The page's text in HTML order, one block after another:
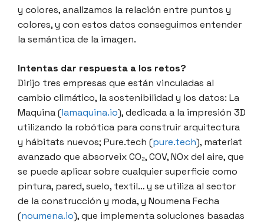
y colores, analizamos la relación entre puntos y
colores, y con estos datos conseguimos entender
la semántica de la imagen.
Intentas dar respuesta a los retos?
Dirijo tres empresas que están vinculadas al
cambio climático, la sostenibilidad y los datos: La
Maquina (lamaquina.io), dedicada a la impresión 3D
utilizando la robótica para construir arquitectura
y hábitats nuevos; Pure.tech (pure.tech), materiat
avanzado que absorveix CO₂, COV, NOx del aire, que
se puede aplicar sobre cualquier superficie como
pintura, pared, suelo, textil… y se utiliza al sector
de la construcción y moda, y Noumena Fecha
(noumena.io), que implementa soluciones basadas